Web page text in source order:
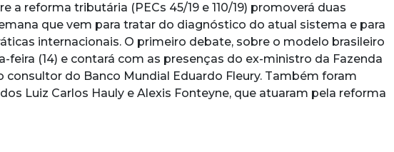
a reforma tributária (PECs 45/19 e 110/19) promoverá duas
que vem para tratar do diagnóstico do atual sistema e para
internacionais. O primeiro debate, sobre o modelo brasileiro
feira (14) e contará com as presenças do ex-ministro da Fazenda
consultor do Banco Mundial Eduardo Fleury. Também foram
Luiz Carlos Hauly e Alexis Fonteyne, que atuaram pela reforma